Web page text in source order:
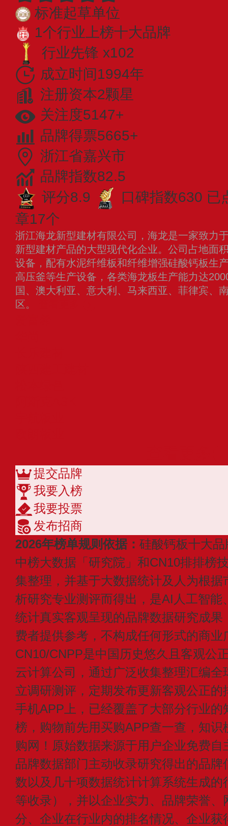
标准起草单位
1个行业上榜十大品牌
行业先锋 x102
成立时间1994年
注册资本2颗星
关注度5147+
品牌得票5665+
浙江省嘉兴市
品牌指数82.5
评分8.9
口碑指数630 已
章17个
浙江海龙新型建材有限公司，海龙是一家致力
新型建材产品的大型现代化企业。公司占地面
设备，配有水泥纤维板和纤维增强硅酸钙板生
高压釜等生产设备，各类海龙板生产能力达
国、澳大利亚、意大利、马来西亚、菲律宾、
区。
提交品牌
我要入榜
我要投票
发布招商
2026年榜单规则依据： 硅酸钙板十大
中榜大数据「研究院」和CN10排排榜
集整理，并基于大数据统计及人为根
析研究专业测评而得出，是AI人工智能
统计真实客观呈现的品牌数据研究成
费者提供参考，不构成任何形式的商业
CN10/CNPP是中国历史悠久且客观公
云计算公司，通过广泛收集整理汇编
立调研测评，定期发布更新客观公正
手机APP上，已经覆盖了大部分行业
榜，购物前先用买购APP查一查，知
购网！原始数据来源于用户企业免费
品牌数据部门主动收录研究得出的品
数以及几十项数据统计计算系统生成
等收录），并以企业实力、品牌荣誉
分、企业在行业内的排名情况、企业